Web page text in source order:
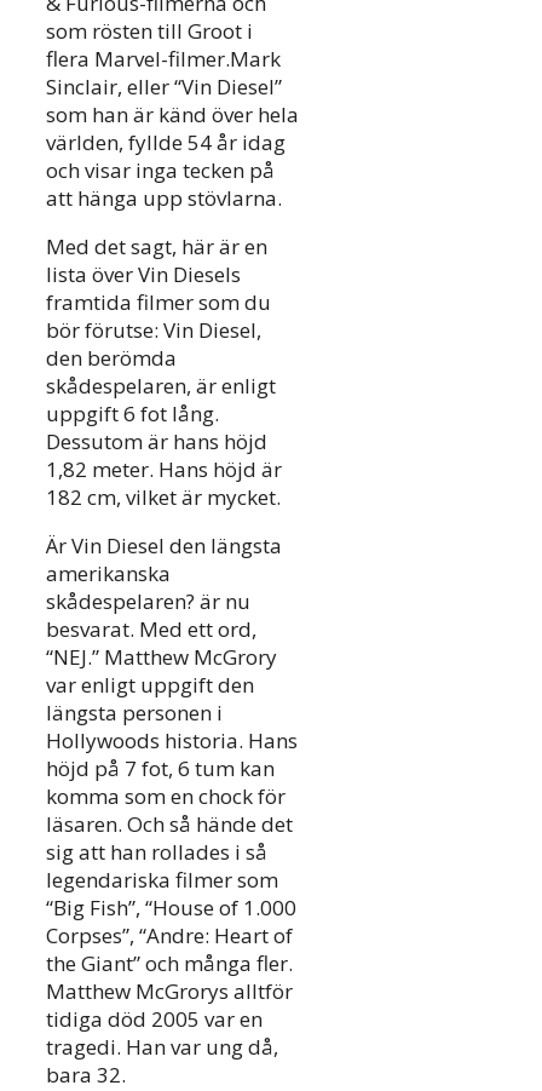
som rösten till Groot i
flera Marvel-filmer.Mark
Sinclair, eller “Vin Diesel”
som han är känd över hela
världen, fyllde 54 år idag
och visar inga tecken på
att hänga upp stövlarna.
Med det sagt, här är en
lista över Vin Diesels
framtida filmer som du
bör förutse: Vin Diesel,
den berömda
skådespelaren, är enligt
uppgift 6 fot lång.
Dessutom är hans höjd
1,82 meter. Hans höjd är
182 cm, vilket är mycket.
Är Vin Diesel den längsta
amerikanska
skådespelaren? är nu
besvarat. Med ett ord,
“NEJ.” Matthew McGrory
var enligt uppgift den
längsta personen i
Hollywoods historia. Hans
höjd på 7 fot, 6 tum kan
komma som en chock för
läsaren. Och så hände det
sig att han rollades i så
legendariska filmer som
“Big Fish”, “House of 1.000
Corpses”, “Andre: Heart of
the Giant” och många fler.
Matthew McGrorys alltför
tidiga död 2005 var en
tragedi. Han var ung då,
bara 32.